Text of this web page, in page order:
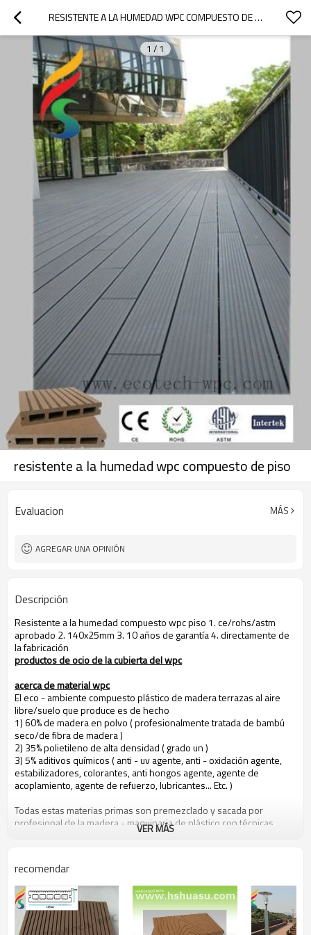
RESISTENTE A LA HUMEDAD WPC COMPUESTO DE PISO
1 / 1
resistente a la humedad wpc compuesto de piso
Evaluacion MÁS
AGREGAR UNA OPINIÓN
Descripción
Resistente a la humedad compuesto wpc piso 1. ce/rohs/astm
aprobado 2. 140x25mm 3. 10 años de garantía 4. directamente de
la fabricación
productos de ocio de la cubierta del wpc
acerca de material wpc
El eco - ambiente compuesto plástico de madera terrazas al aire
libre/suelo que produce es de hecho
1) 60% de madera en polvo ( profesionalmente tratada de bambú
seco/de fibra de madera )
2) 35% polietileno de alta densidad ( grado un )
3) 5% aditivos químicos ( anti - uv agente, anti - oxidación agente,
estabilizadores, colorantes, anti hongos agente, agente de
acoplamiento, agente de refuerzo, lubricantes... Etc. )
Todas estas materias primas son premezclado y sacada por
profesional de la madera - maquinaria de plástico con técnicas
especiales, por lo que es una especie de baja - carbono, la
las personas pueden beneficiarse de hohecotech vida por los
atributos siguientes
1. respetuoso del medio ambiente, 100% reciclado.
2. un mantenimiento bajo
VER MÁS
recomendar